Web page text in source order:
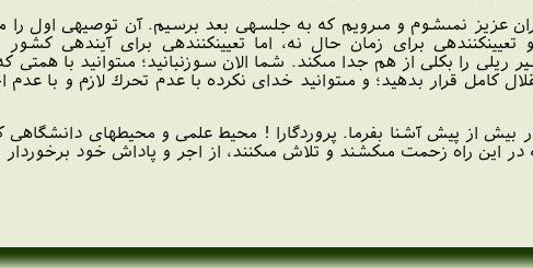
عزيز نمى‏شوم و مى‏رويم كه به جلسه‏ى بعد برسيم. آن توصيه‏ى اول را
براى زمان حال نه، اما تعيين‏كننده‏ى براى آينده‏ى
را بكلى از هم جدا مى‏كند. شما الان سوزن‏بانيد؛ مى‏توانيد با همتى
كامل قرار بدهيد؛ و مى‏توانيد خداى نكرده با عدم تحرك لازم و با عدم
بيش از پيش آشنا بفرما. پروردگارا ! محيط علمى و محيطهاى
اين راه زحمت مى‏كشند و تلاش مى‏كنند، از اجر و پاداش خود برخوردار